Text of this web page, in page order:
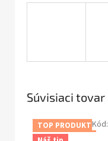
Súvisiaci tovar
TOP PRODUKTKód: